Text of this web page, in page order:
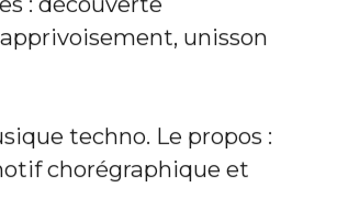
: découverte
unisson
techno. Le propos :
chorégraphique et